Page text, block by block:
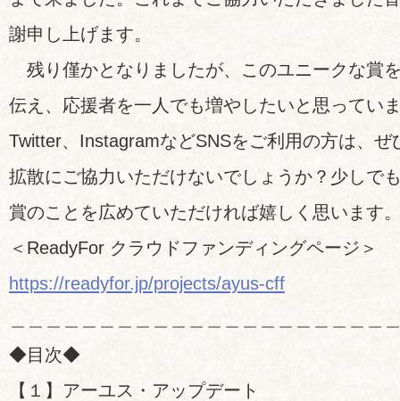
謝申し上げます。
残り僅かとなりましたが、このユニークな賞
伝え、応援者を一人でも増やしたいと思ってい
Twitter、InstagramなどSNSをご利用の方は、ぜ
拡散にご協力いただけないでしょうか？少しで
賞のことを広めていただければ嬉しく思います
＜ReadyFor クラウドファンディングページ＞
https://readyfor.jp/projects/ayus-cff
＿＿＿＿＿＿＿＿＿＿＿＿＿＿＿＿＿＿＿＿＿
◆目次◆
【１】アーユス・アップデート